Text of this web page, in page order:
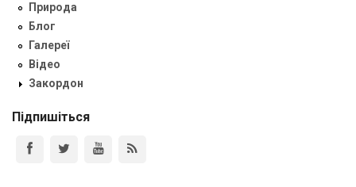
Природа
Блог
Галереї
Відео
Закордон
Підпишіться